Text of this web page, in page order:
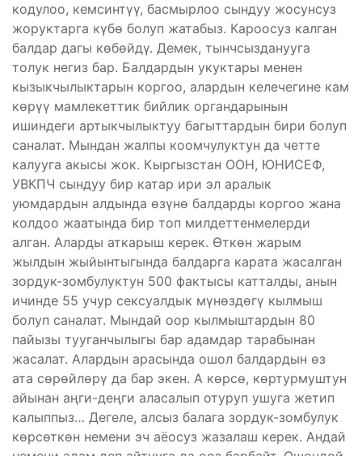
кодулоо, кемсинтүү, басмырлоо сындуу жосунсуз
жоруктарга күбө болуп жатабыз. Кароосуз калган
балдар дагы көбөйдү. Демек, тынчсызданууга
толук негиз бар. Балдардын укуктары менен
кызыкчылыктарын коргоо, алардын келечегине кам
көрүү мамлекеттик бийлик органдарынын
ишиндеги артыкчылыктуу багыттардын бири болуп
саналат. Мындан жалпы коомчулуктун да четте
калууга акысы жок. Кыргызстан ООН, ЮНИСЕФ,
УВКПЧ сындуу бир катар ири эл аралык
уюмдардын алдында өзүнө балдарды коргоо жана
колдоо жаатында бир топ милдеттенмелерди
алган. Аларды аткарыш керек. Өткөн жарым
жылдын жыйынтыгында балдарга карата жасалган
зордук-зомбулуктун 500 фактысы катталды, анын
ичинде 55 учур сексуалдык мүнөздөгү кылмыш
болуп саналат. Мындай оор кылмыштардын 80
пайызы тууганчылыгы бар адамдар тарабынан
жасалат. Алардын арасында ошол балдардын өз
ата сөрөйлөрү да бар экен. А көрсө, көртурмуштун
айынан аңги-деңги аласалып отуруп ушуга жетип
калыппыз… Дегеле, алсыз балага зордук-зомбулук
көрсөткөн немени эч аёосуз жазалаш керек. Андай